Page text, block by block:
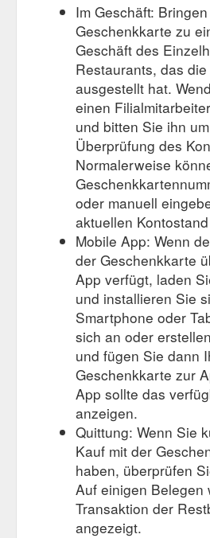
Im Geschäft:
Geschenkkarte zu
Geschäft des
Restaurants, das
ausgestellt hat.
einen
und bitten Sie ihn
Überprüfung des
Normalerweise
oder manuell
aktuellen
Mobile App: Wenn
der Geschenkkarte
App verfügt, laden
und installieren Sie
Smartphone oder
sich an oder
und fügen Sie dann
Geschenkkarte zur
App sollte das
anzeigen.
Quittung: Wenn Sie
Kauf mit der
haben, überprüfen
Auf einigen Belegen
Transaktion der
angezeigt.